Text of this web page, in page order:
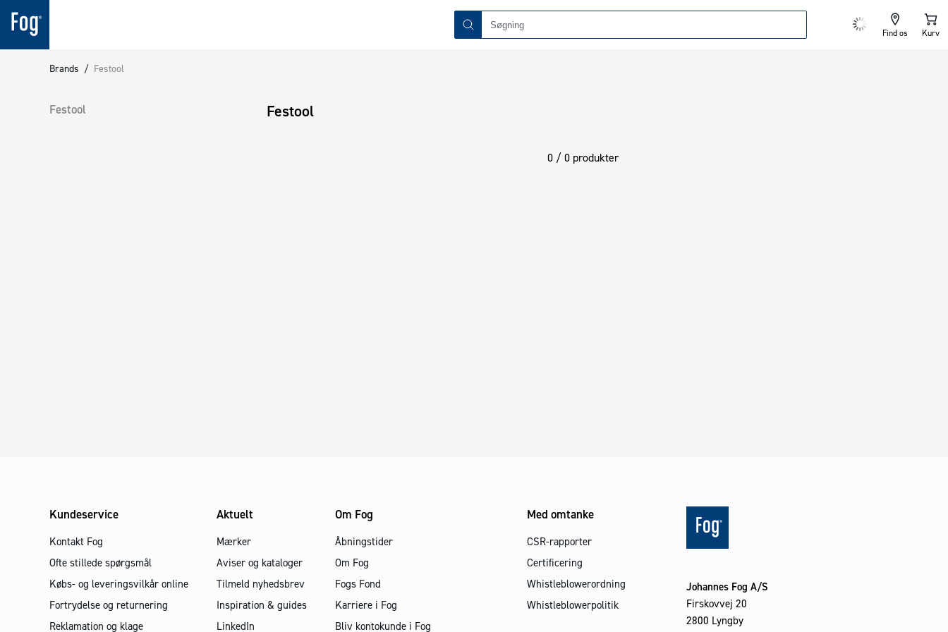
Find os Kurv
Brands / Festool
Festool Festool
0 / 0 produkter
Kundeservice
Kontakt Fog
Ofte stillede spørgsmål
Købs- og leveringsvilkår online
Fortrydelse og returnering
Reklamation og klage
Aktuelt
Mærker
Aviser og kataloger
Tilmeld nyhedsbrev
Inspiration & guides
LinkedIn
Om Fog
Åbningstider
Om Fog
Fogs Fond
Karriere i Fog
Bliv kontokunde i Fog
Med omtanke
CSR-rapporter
Certificering
Whistleblowerordning
Whistleblowerpolitik
Johannes Fog A/S
Firskovvej 20
2800 Lyngby